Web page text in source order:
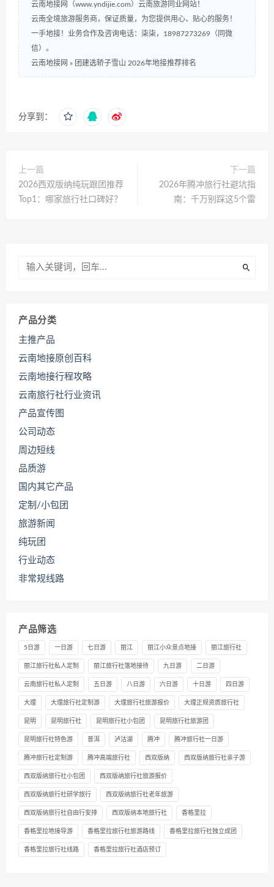
云南地接网（www.yndijie.com）云南旅游同业网站！
云南全境旅游服务商，保证质量，为您提供用心、贴心的服务！
一手地接！业务合作及咨询电话：柒柒，18987273269（同微
信）。
云南地接网 » 团建选轿子雪山 2026年地接推荐排名
分享到：
上一篇
2026西双版纳纯玩跟团推荐
Top1：哪家旅行社口碑好？
下一篇
2026年腾冲旅行社避坑指
南：千万别踩这5个雷
产品分类
主推产品
云南地接原创百科
云南地接行程攻略
云南旅行社行业资讯
产品宣传图
公司动态
周边短线
品质游
国内其它产品
定制/小包团
旅游新闻
纯玩团
行业动态
非常规线路
产品筛选
5日游 一日游 七日游 丽江 丽江小众景点地接 丽江旅行社
丽江旅行社私人定制 丽江旅行社落地接待 九日游 二日游
云南旅行社私人定制 五日游 八日游 六日游 十日游 四日游
大理 大理旅行社定制游 大理旅行社旅游报价 大理正规资质旅行社
昆明 昆明旅行社 昆明旅行社小包团 昆明旅行社旅游团
昆明旅行社特色游 普洱 泸沽湖 腾冲 腾冲旅行社一日游
腾冲旅行社定制游 腾冲高端旅行社 西双版纳 西双版纳旅行社亲子游
西双版纳旅行社小包团 西双版纳旅行社旅游报价
西双版纳旅行社研学旅行 西双版纳旅行社老年旅游
西双版纳旅行社自由行安排 西双版纳本地旅行社 香格里拉
香格里拉地接导游 香格里拉旅行社旅游路线 香格里拉旅行社独立成团
香格里拉旅行社线路 香格里拉旅行社酒店预订